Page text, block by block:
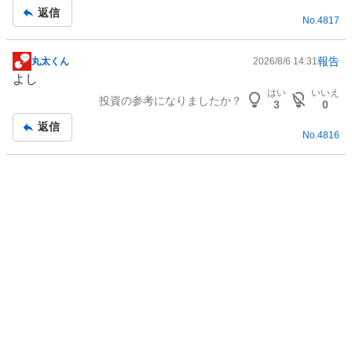
事
返信
No.4817
掲
示
事
丸太くん 2026/8/6 14:31報告
よし
投資の参考になりましたか？
はい
3
いいえ
0
返信
No. 4816